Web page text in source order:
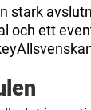
stark
och ett